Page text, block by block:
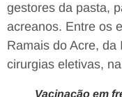
gestores da pasta,
acreanos. Entre os
Ramais do Acre,
cirurgias eletivas,
Vacinação em